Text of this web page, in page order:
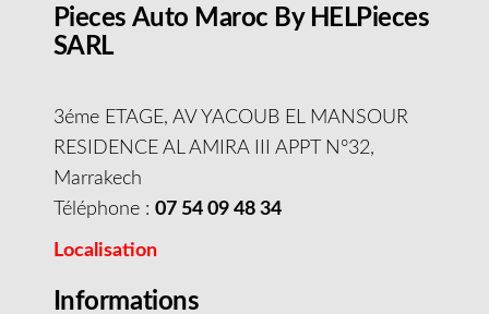
Pieces Auto Maroc By HELPieces
SARL
3éme ETAGE, AV YACOUB EL MANSOUR
RESIDENCE AL AMIRA III APPT N°32,
Marrakech
Téléphone : 07 54 09 48 34
Localisation
Informations